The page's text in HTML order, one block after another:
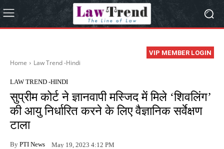
VIP MEMBER LOGIN
Home Law Trend -Hindi
LAW TREND -HINDI
सुप्रीम कोर्ट ने ज्ञानवापी मस्जिद में मिले ‘शिवलिंग’
की आयु निर्धारित करने के लिए वैज्ञानिक सर्वेक्षण
टाला
By PTI News May 19, 2023 4:12 PM